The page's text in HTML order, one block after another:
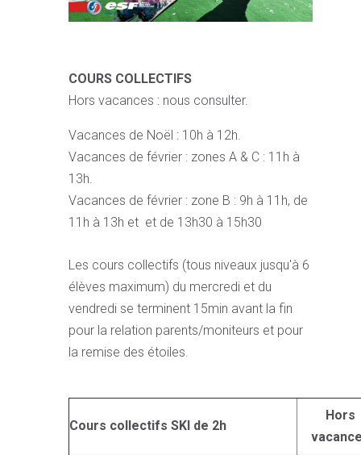
COURS COLLECTIFS
Hors vacances : nous consulter.
Vacances de Noël : 10h à 12h.
Vacances de février : zones A & C : 11h à
13h.
Vacances de février : zone B : 9h à 11h, de
11h à 13h et et de 13h30 à 15h30
Les cours collectifs (tous niveaux jusqu'à 6
élèves maximum) du mercredi et du
vendredi se terminent 15min avant la fin
pour la relation parents/moniteurs et pour
la remise des étoiles.
Cours collectifs SKI de 2h
Hors